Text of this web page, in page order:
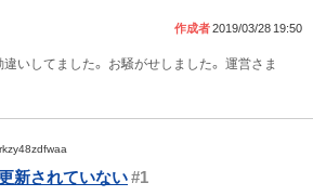
作成者2019/03/28 19:50
いしてました。 お騒がせしました。 運営さま
新されていない#1